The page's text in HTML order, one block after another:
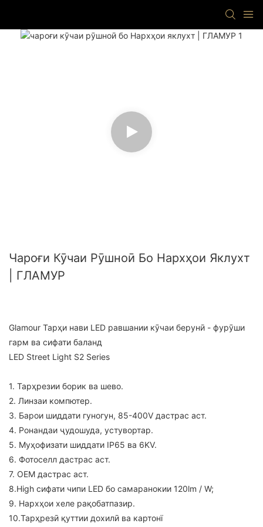
Чароғи Кӯчаи Рӯшноӣ Бо Нархҳои Яклухт
| ГЛАМУР
Glamour Тарҳи нави LED равшании кӯчаи берунӣ - фурӯши
гарм ва сифати баланд
LED Street Light S2 Series
1. Тарҳрезии борик ва шево.
2. Линзаи компютер.
3. Барои шиддати гуногун, 85-400V дастрас аст.
4. Ронандаи ҷудошуда, устувортар.
5. Муҳофизати шиддати IP65 ва 6KV.
6. Фотоселл дастрас аст.
7. OEM дастрас аст.
8.High сифати чипи LED бо самаранокии 120lm / W;
9. Нархҳои хеле рақобатпазир.
10.Тарҳрезӣ қуттии дохилӣ ва картонї